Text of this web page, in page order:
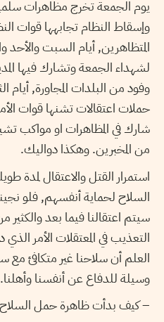
يوم الجمعة تخرج مظاهرات
وإسقاط النظام تجابهها قوات
المتظاهرين, أيام السبت والأحد
لشهداء الجمعة وتشارك فيها
وفود من البلدات المجاورة, أيام
حملات اعتقالات تشنها قوات
شارك في المظاهرات او مواكب
من المخبرين. وهكذا دواليك.
استمرار القتل والاعتقال لمدة
السلاح لحماية أنفسهم, فلو
سيتم اعتقالنا فيما بعد
التعذيب في المعتقلات الأمر
العلم أن سلاحنا غير متكافئ مع
وسيلة للدفاع عن أنفسنا وأهلنا.
– كيف بدأت ظاهرة حمل